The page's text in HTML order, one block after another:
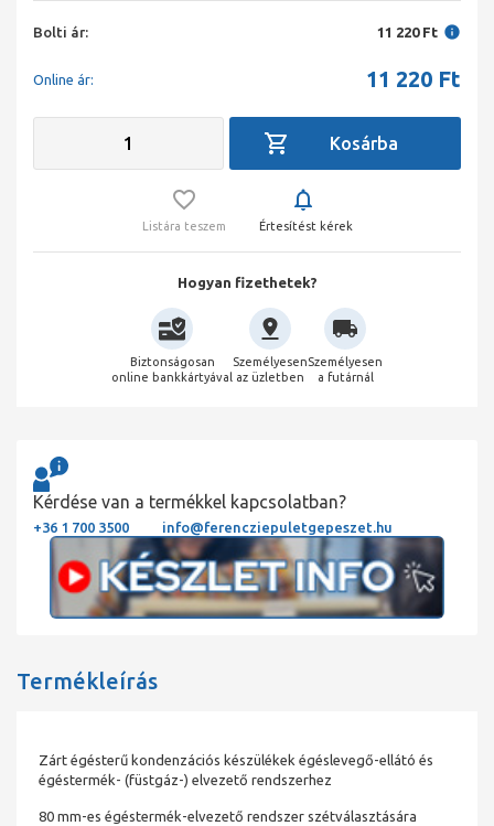
Bolti ár: 11 220 Ft
Online ár: 11 220 Ft
Listára teszem Értesítést kérek
Hogyan fizethetek?
Biztonságosan
online bankkártyával
Személyesen
az üzletben
Személyesen
a futárnál
Kérdése van a termékkel kapcsolatban?
+36 1 700 3500 info@ferencziepuletgepeszet.hu
Termékleírás
Zárt égésterű kondenzációs készülékek égéslevegő-ellátó és
égéstermék- (füstgáz-) elvezető rendszerhez
80 mm-es égéstermék-elvezető rendszer szétválasztására